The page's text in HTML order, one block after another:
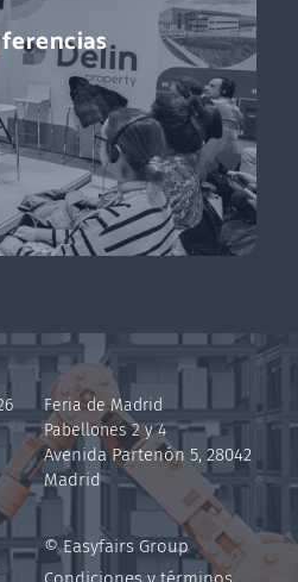
Feria de Madrid
Pabellones 2 y 4
Avenida Partenón 5, 28042
Madrid
© Easyfairs Group